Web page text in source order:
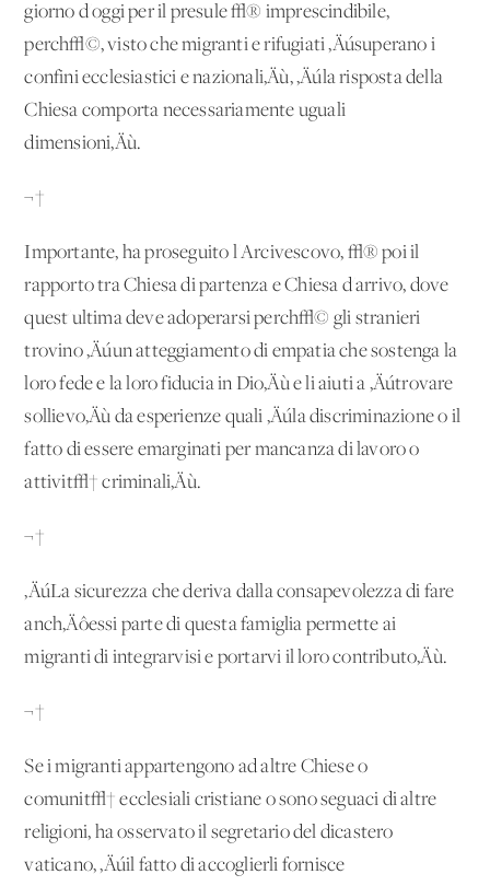
giorno d'oggi per il presule √® imprescindibile,
perch√©, visto che migranti e rifugiati ‚Äúsuperano i
confini ecclesiastici e nazionali‚Äù, ‚Äúla risposta della
Chiesa comporta necessariamente uguali
dimensioni‚Äù.
¬†
Importante, ha proseguito l'Arcivescovo, √® poi il
rapporto tra Chiesa di partenza e Chiesa d'arrivo, dove
quest'ultima deve adoperarsi perch√© gli stranieri
trovino ‚Äúun atteggiamento di empatia che sostenga la
loro fede e la loro fiducia in Dio‚Äù e li aiuti a ‚Äútrovare
sollievo‚Äù da esperienze quali ‚Äúla discriminazione o il
fatto di essere emarginati per mancanza di lavoro o
attivit√† criminali‚Äù.
¬†
‚ÄúLa sicurezza che deriva dalla consapevolezza di fare
anch‚Äôessi parte di questa famiglia permette ai
migranti di integrarvisi e portarvi il loro contributo‚Äù.
¬†
Se i migranti appartengono ad altre Chiese o
comunit√† ecclesiali cristiane o sono seguaci di altre
religioni, ha osservato il segretario del dicastero
vaticano, ‚Äúil fatto di accoglierli fornisce